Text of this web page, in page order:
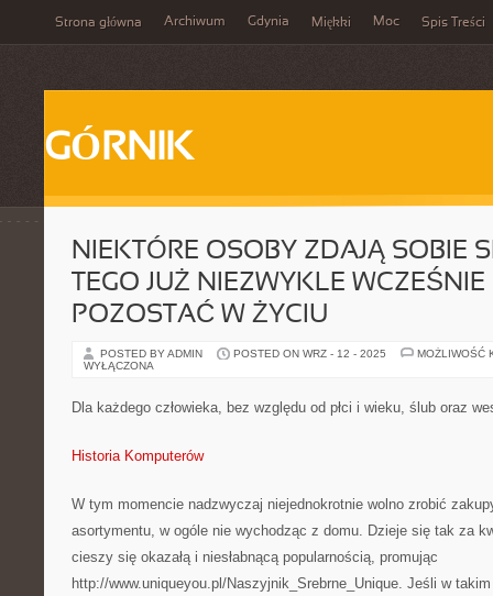
Strona główna Archiwum Gdynia Miękki Moc Spis Treści
GÓRNIK
NIEKTÓRE OSOBY ZDAJĄ SOBIE
TEGO JUŻ NIEZWYKLE
POZOSTAĆ W ŻYCIU
POSTED BY ADMIN POSTED ON WRZ - 12 - 2025
MOŻLIWOŚĆ
WYŁĄCZONA
Dla każdego człowieka, bez względu od płci i wieku, ślub oraz
Historia Komputerów
W tym momencie nadzwyczaj niejednokrotnie wolno zrobić
asortymentu, w ogóle nie wychodząc z domu. Dzieje się tak za
cieszy się okazałą i niesłabnącą popularnością, promując
http://www.uniqueyou.pl/Naszyjnik_Srebrne_Unique. Jeśli w